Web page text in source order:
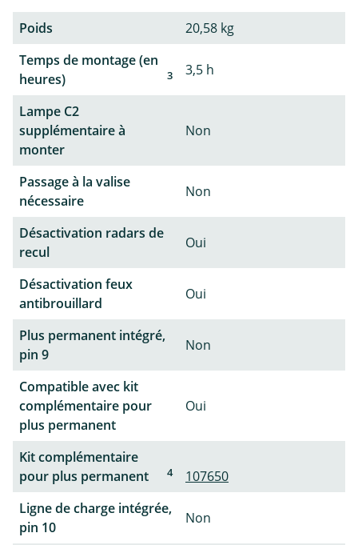
Poids
20,58 kg
Temps de montage (en
heures)
3 3,5 h
Lampe C2
supplémentaire à
monter
Non
Passage à la valise
nécessaire
Non
Désactivation radars de
recul
Oui
Désactivation feux
antibrouillard
Oui
Plus permanent intégré,
pin 9
Non
Compatible avec kit
complémentaire pour
plus permanent
Oui
Kit complémentaire
pour plus permanent
4
107650
Ligne de charge intégrée,
pin 10
Non